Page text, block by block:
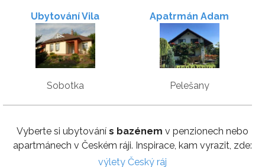
Ubytování Vila
Sobotka
Apatrmán Adam
Pelešany
Vyberte si ubytování s bazénem v penzionech nebo
apartmánech v Českém ráji. Inspirace, kam vyrazit, zde:
výlety Český ráj